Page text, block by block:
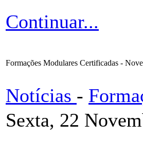
Continuar...
Formações Modulares Certificadas -
Notícias -
Sexta, 22